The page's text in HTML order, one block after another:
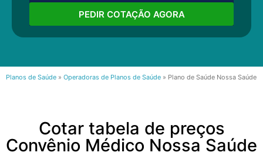
PEDIR COTAÇÃO AGORA
Planos de Saúde » Operadoras de Planos de Saúde » Plano de Saúde Nossa Saúde
Cotar tabela de preços
Convênio Médico Nossa Saúde